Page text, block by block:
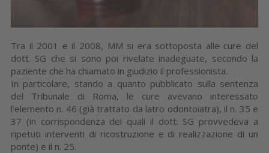
Tra il 2001 e il 2008, MM si era sottoposta alle cure del
dott. SG che si sono poi rivelate inadeguate, secondo la
paziente che ha chiamato in giudizio il professionista.
In particolare, stando a quanto pubblicato sulla sentenza
del Tribunale di Roma, le cure avevano interessato
l'elemento n. 46 (già trattato da latro odontoiatra), il n. 35 e
37 (in corrispondenza dei quali il dott. SG provvedeva a
ripetuti interventi di ricostruzione e di realizzazione di un
ponte) e il n. 25.